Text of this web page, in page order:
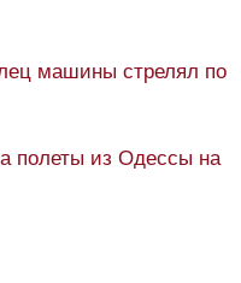
машины стрелял по
полеты из Одессы на